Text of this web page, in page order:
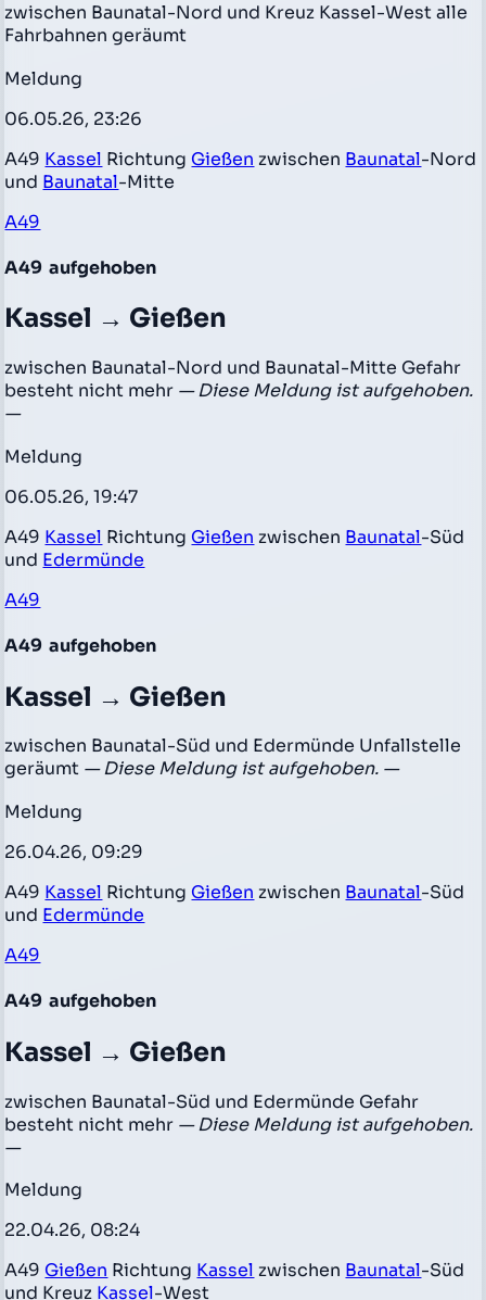
zwischen Baunatal-Nord und Kreuz Kassel-West alle
Fahrbahnen geräumt
Meldung
06.05.26, 23:26
A49 Kassel Richtung Gießen zwischen Baunatal-Nord
und Baunatal-Mitte
A49
A49 aufgehoben
Kassel → Gießen
zwischen Baunatal-Nord und Baunatal-Mitte Gefahr
besteht nicht mehr — Diese Meldung ist aufgehoben.
—
Meldung
06.05.26, 19:47
A49 Kassel Richtung Gießen zwischen Baunatal-Süd
und Edermünde
A49
A49 aufgehoben
Kassel → Gießen
zwischen Baunatal-Süd und Edermünde Unfallstelle
geräumt — Diese Meldung ist aufgehoben. —
Meldung
26.04.26, 09:29
A49 Kassel Richtung Gießen zwischen Baunatal-Süd
und Edermünde
A49
A49 aufgehoben
Kassel → Gießen
zwischen Baunatal-Süd und Edermünde Gefahr
besteht nicht mehr — Diese Meldung ist aufgehoben.
—
Meldung
22.04.26, 08:24
A49 Gießen Richtung Kassel zwischen Baunatal-Süd
und Kreuz Kassel-West